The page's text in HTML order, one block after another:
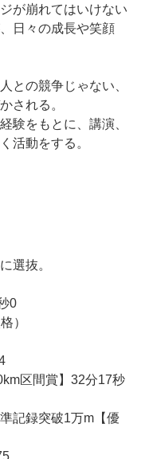
が崩れてはいけない
日々の成長や笑顔
との競争じゃない、
される。
験をもとに、講演、
活動をする。
選抜。
0
）
区間賞】32分17秒
記録突破1万m【優